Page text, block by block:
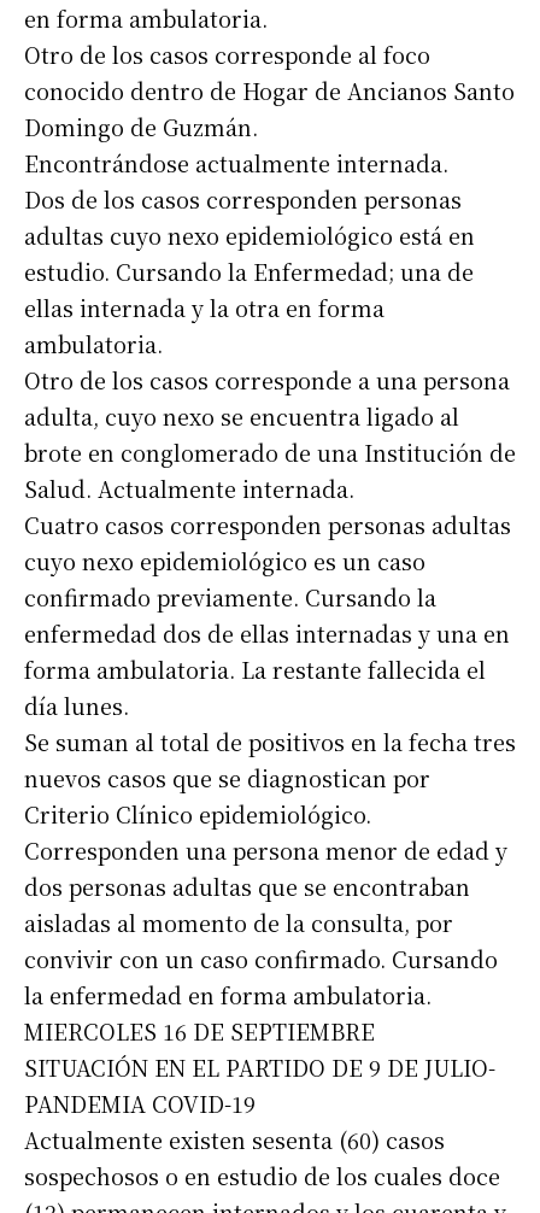
en forma ambulatoria.
Otro de los casos corresponde al foco
conocido dentro de Hogar de Ancianos Santo
Domingo de Guzmán.
Encontrándose actualmente internada.
Dos de los casos corresponden personas
adultas cuyo nexo epidemiológico está en
estudio. Cursando la Enfermedad; una de
ellas internada y la otra en forma
ambulatoria.
Otro de los casos corresponde a una persona
adulta, cuyo nexo se encuentra ligado al
brote en conglomerado de una Institución de
Salud. Actualmente internada.
Cuatro casos corresponden personas adultas
cuyo nexo epidemiológico es un caso
confirmado previamente. Cursando la
enfermedad dos de ellas internadas y una en
forma ambulatoria. La restante fallecida el
día lunes.
Se suman al total de positivos en la fecha tres
nuevos casos que se diagnostican por
Criterio Clínico epidemiológico.
Corresponden una persona menor de edad y
dos personas adultas que se encontraban
aisladas al momento de la consulta, por
convivir con un caso confirmado. Cursando
la enfermedad en forma ambulatoria.
MIERCOLES 16 DE SEPTIEMBRE
SITUACIÓN EN EL PARTIDO DE 9 DE JULIO-
PANDEMIA COVID-19
Actualmente existen sesenta (60) casos
sospechosos o en estudio de los cuales doce